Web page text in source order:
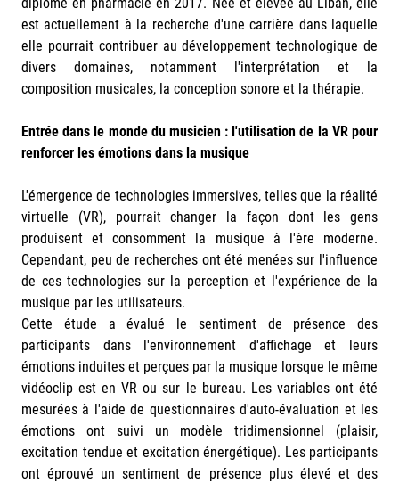
est actuellement à la recherche d'une carrière dans laquelle
elle pourrait contribuer au développement technologique de
divers domaines, notamment l'interprétation et la
composition musicales, la conception sonore et la thérapie.
Entrée dans le monde du musicien : l'utilisation de la VR pour
renforcer les émotions dans la musique
L'émergence de technologies immersives, telles que la réalité
virtuelle (VR), pourrait changer la façon dont les gens
produisent et consomment la musique à l'ère moderne.
Cependant, peu de recherches ont été menées sur l'influence
de ces technologies sur la perception et l'expérience de la
musique par les utilisateurs.
Cette étude a évalué le sentiment de présence des
participants dans l'environnement d'affichage et leurs
émotions induites et perçues par la musique lorsque le même
vidéoclip est en VR ou sur le bureau. Les variables ont été
mesurées à l'aide de questionnaires d'auto-évaluation et les
émotions ont suivi un modèle tridimensionnel (plaisir,
excitation tendue et excitation énergétique). Les participants
ont éprouvé un sentiment de présence plus élevé et des